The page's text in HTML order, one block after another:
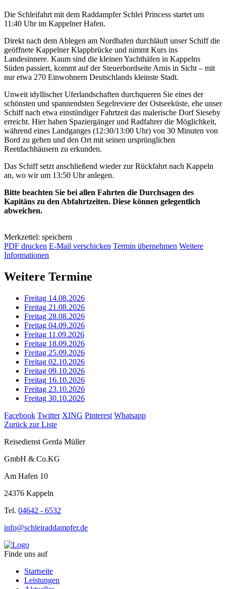
Die Schleifahrt mit dem Raddampfer Schlei Princess startet um
11:40 Uhr im Kappelner Hafen.
Direkt nach dem Ablegen am Nordhafen durchläuft unser Schiff die
geöffnete Kappelner Klappbrücke und nimmt Kurs ins
Landesinnere. Kaum sind die kleinen Yachthäfen in Kappelns
Süden passiert, kommt auf der Steuerbordseite Arnis in Sicht – mit
nur etwa 270 Einwohnern Deutschlands kleinste Stadt.
Unweit idyllischer Uferlandschaften durchqueren Sie eines der
schönsten und spannendsten Segelreviere der Ostseeküste, ehe unser
Schiff nach etwa einstündiger Fahrtzeit das malerische Dorf Sieseby
erreicht. Hier haben Spaziergänger und Radfahrer die Möglichkeit,
während eines Landganges (12:30/13:00 Uhr) von 30 Minuten von
Bord zu gehen und den Ort mit seinen ursprünglichen
Reetdachhäusern zu erkunden.
Das Schiff setzt anschließend wieder zur Rückfahrt nach Kappeln
an, wo wir um 13:50 Uhr anlegen.
Bitte beachten Sie bei allen Fahrten die Durchsagen des
Kapitäns zu den Abfahrtzeiten. Diese können gelegentlich
abweichen.
Merkzettel: speichern
PDF drucken E-Mail verschicken Termin übernehmen Weitere
Informationen
Weitere Termine
Freitag 14.08.2026
Freitag 21.08.2026
Freitag 28.08.2026
Freitag 04.09.2026
Freitag 11.09.2026
Freitag 18.09.2026
Freitag 25.09.2026
Freitag 02.10.2026
Freitag 09.10.2026
Freitag 16.10.2026
Freitag 23.10.2026
Freitag 30.10.2026
Facebook Twitter XING Pinterest Whatsapp
Zurück zur Liste
Reisedienst Gerda Müller
GmbH & Co.KG
Am Hafen 10
24376 Kappeln
Tel. 04642 - 6532
info@schleiraddampfer.de
Finde uns auf
Startseite
Leistungen